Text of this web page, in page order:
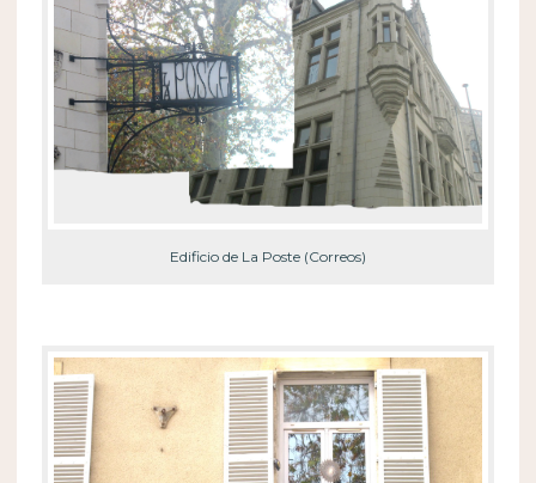
Edificio de La Poste (Correos)